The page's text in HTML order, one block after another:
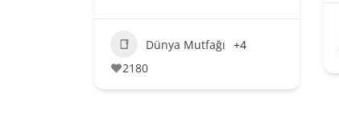
Dünya Mutfağı +4
2180